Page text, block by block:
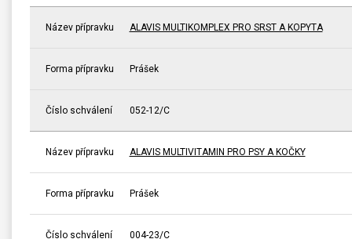
Název přípravku ALAVIS MULTIKOMPLEX PRO SRST A KOPYTA
Forma přípravku Prášek
Číslo schválení 052-12/C
Název přípravku ALAVIS MULTIVITAMIN PRO PSY A KOČKY
Forma přípravku Prášek
Číslo schválení 004-23/C